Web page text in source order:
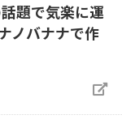
題で気楽に運
ノバナナで作